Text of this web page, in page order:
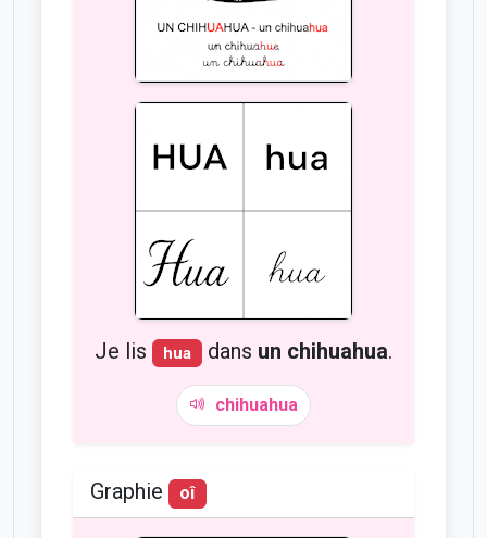
Je lis hua dans un chihuahua.
chihuahua
Graphie oî